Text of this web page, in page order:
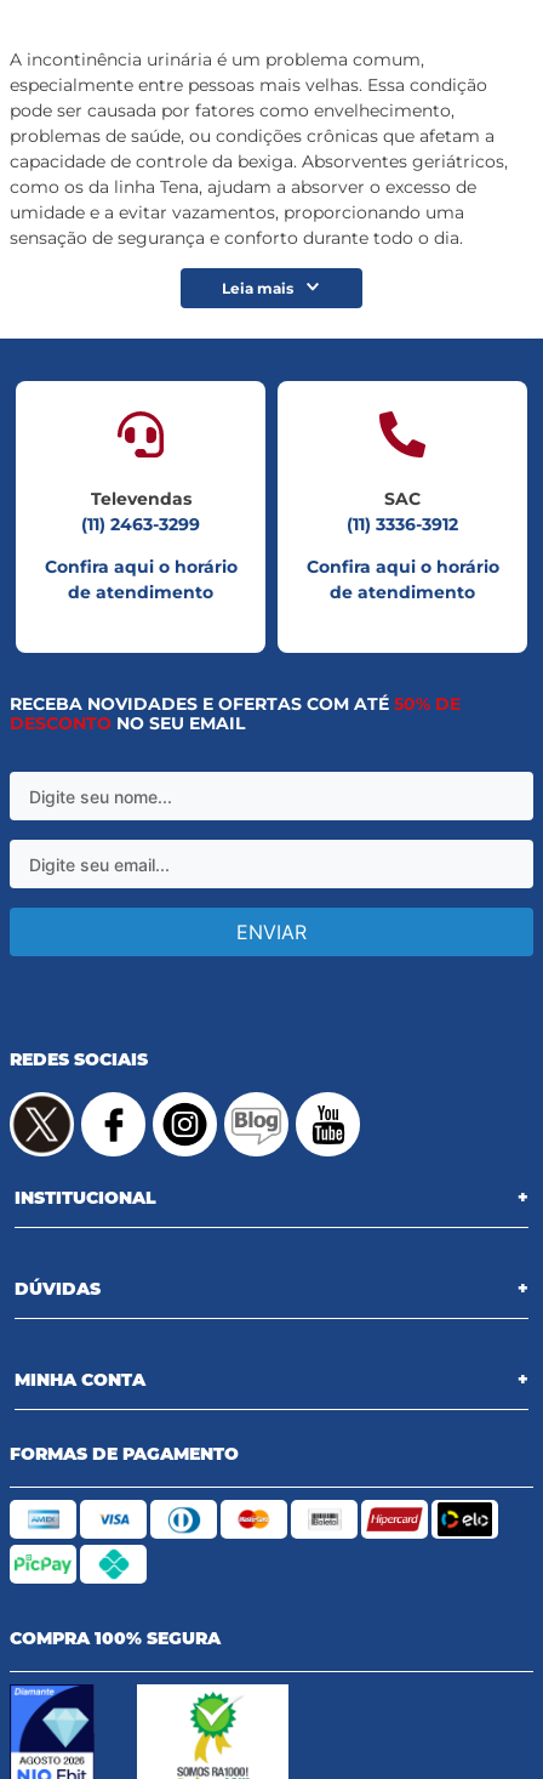
A incontinência urinária é um problema comum,
especialmente entre pessoas mais velhas. Essa condição
pode ser causada por fatores como envelhecimento,
problemas de saúde, ou condições crônicas que afetam a
capacidade de controle da bexiga. Absorventes geriátricos,
como os da linha Tena, ajudam a absorver o excesso de
umidade e a evitar vazamentos, proporcionando uma
sensação de segurança e conforto durante todo o dia.
Leia mais
Televendas
(11) 2463-3299
Confira aqui o horário
de atendimento
SAC
(11) 3336-3912
Confira aqui o horário
de atendimento
RECEBA NOVIDADES E OFERTAS COM ATÉ 50% DE
DESCONTO NO SEU EMAIL
ENVIAR
REDES SOCIAIS
INSTITUCIONAL +
DÚVIDAS +
MINHA CONTA +
FORMAS DE PAGAMENTO
COMPRA 100% SEGURA